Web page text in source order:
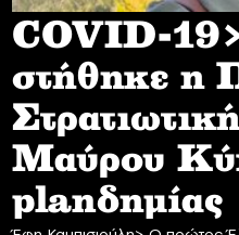
COVID-
στήθηκε η
Mαύρου
planδημίας